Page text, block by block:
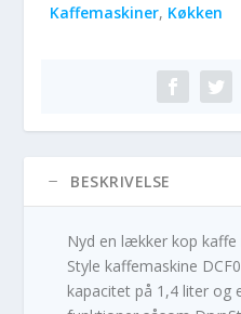
Kaffemaskiner, Køkken
BESKRIVELSE
Nyd en lækker kop kaffe
Style kaffemaskine
kapacitet på 1,4 liter og